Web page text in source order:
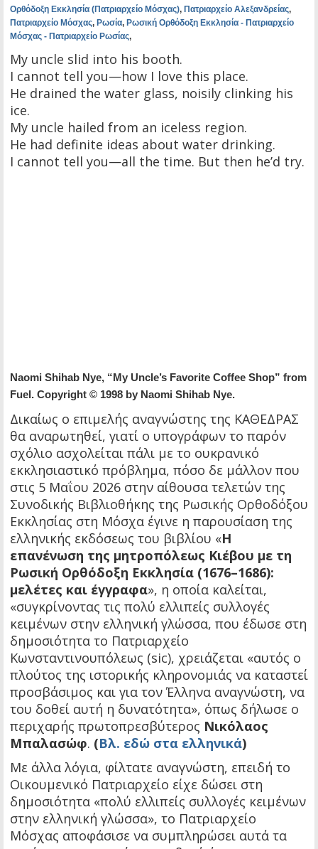
Ορθόδοξη Εκκλησία (Πατριαρχείο Μόσχας), Πατριαρχείο Αλεξανδρείας,
Πατριαρχείο Μόσχας, Ρωσία, Ρωσική Ορθόδοξη Εκκλησία - Πατριαρχείο
Μόσχας - Πατριαρχείο Ρωσίας,
My uncle slid into his booth.
I cannot tell you—how I love this place.
He drained the water glass, noisily clinking his
ice.
My uncle hailed from an iceless region.
He had definite ideas about water drinking.
I cannot tell you—all the time. But then he’d try.
Naomi Shihab Nye, “My Uncle’s Favorite Coffee Shop” from
Fuel. Copyright © 1998 by Naomi Shihab Nye.
Δικαίως ο επιμελής αναγνώστης της ΚΑΘΕΔΡΑΣ
θα αναρωτηθεί, γιατί ο υπογράφων το παρόν
σχόλιο ασχολείται πάλι με το ουκρανικό
εκκλησιαστικό πρόβλημα, πόσο δε μάλλον που
στις 5 Μαΐου 2026 στην αίθουσα τελετών της
Συνοδικής Βιβλιοθήκης της Ρωσικής Ορθοδόξου
Εκκλησίας στη Μόσχα έγινε η παρουσίαση της
ελληνικής εκδόσεως του βιβλίου «Η
επανένωση της μητροπόλεως Κιέβου με τη
Ρωσική Ορθόδοξη Εκκλησία (1676–1686):
μελέτες και έγγραφα», η οποία καλείται,
«συγκρίνοντας τις πολύ ελλιπείς συλλογές
κειμένων στην ελληνική γλώσσα, που έδωσε στη
δημοσιότητα το Πατριαρχείο
Κωνσταντινουπόλεως (sic), χρειάζεται «αυτός ο
πλούτος της ιστορικής κληρονομιάς να καταστεί
προσβάσιμος και για τον Έλληνα αναγνώστη, να
του δοθεί αυτή η δυνατότητα», όπως δήλωσε ο
περιχαρής πρωτοπρεσβύτερος Νικόλαος
Μπαλασώφ. (Βλ. εδώ στα ελληνικά)
Με άλλα λόγια, φίλτατε αναγνώστη, επειδή το
Οικουμενικό Πατριαρχείο είχε δώσει στη
δημοσιότητα «πολύ ελλιπείς συλλογές κειμένων
στην ελληνική γλώσσα», το Πατριαρχείο
Μόσχας αποφάσισε να συμπληρώσει αυτά τα